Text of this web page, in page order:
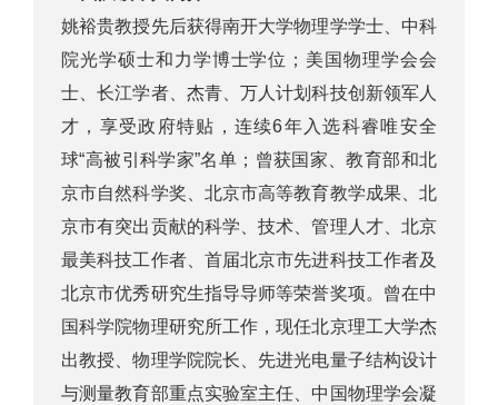
姚裕贵教授先后获得南开大学物理学学士、中科
院光学硕士和力学博士学位；美国物理学会会
士、长江学者、杰青、万人计划科技创新领军人
才，享受政府特贴，连续6年入选科睿唯安全
球“高被引科学家”名单；曾获国家、教育部和北
京市自然科学奖、北京市高等教育教学成果、北
京市有突出贡献的科学、技术、管理人才、北京
最美科技工作者、首届北京市先进科技工作者及
北京市优秀研究生指导导师等荣誉奖项。曾在中
国科学院物理研究所工作，现任北京理工大学杰
出教授、物理学院院长、先进光电量子结构设计
与测量教育部重点实验室主任、中国物理学会凝